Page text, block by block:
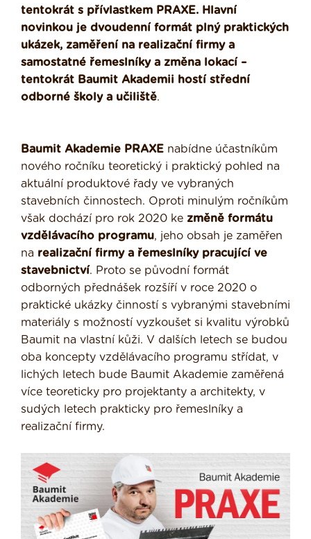
tentokrát s přívlastkem PRAXE. Hlavní
novinkou je dvoudenní formát plný praktických
ukázek, zaměření na realizační firmy a
samostatné řemeslníky a změna lokací –
tentokrát Baumit Akademii hostí střední
odborné školy a učiliště.
Baumit Akademie PRAXE nabídne účastníkům
nového ročníku teoretický i praktický pohled na
aktuální produktové řady ve vybraných
stavebních činnostech. Oproti minulým ročníkům
však dochází pro rok 2020 ke změně formátu
vzdělávacího programu, jeho obsah je zaměřen
na realizační firmy a řemeslníky pracující ve
stavebnictví. Proto se původní formát
odborných přednášek rozšíří v roce 2020 o
praktické ukázky činností s vybranými stavebními
materiály s možností vyzkoušet si kvalitu výrobků
Baumit na vlastní kůži. V dalších letech se budou
oba koncepty vzdělávacího programu střídat, v
lichých letech bude Baumit Akademie zaměřená
více teoreticky pro projektanty a architekty, v
sudých letech prakticky pro řemeslníky a
realizační firmy.